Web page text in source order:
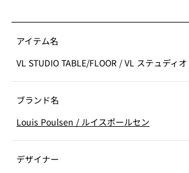
アイテム名
VL STUDIO TABLE/FLOOR / VL ステュディ
ブランド名
Louis Poulsen / ルイスポールセン
デザイナー